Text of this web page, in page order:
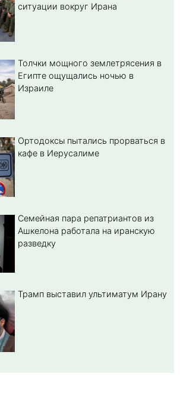
ситуации вокруг Ирана
Толчки мощного землетрясения в
Египте ощущались ночью в
Израиле
Ортодоксы пытались прорваться в
кафе в Иерусалиме
Семейная пара репатриантов из
Ашкелона работала на иранскую
разведку
Трамп выставил ультиматум Ирану